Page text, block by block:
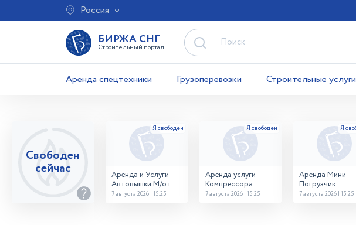
Россия
БИРЖА СНГ
Строительный портал
Аренда спецтехники Грузоперевозки Строительные услуги
Свободен
сейчас
Аренда и Услуги
Автовышки М/о г.
Домодедово
7 августа 2026 | 15:25
Аренда услуги
Компрессора
7 августа 2026 | 15:25
Аренда Мини-
Погрузчик
7 августа 2026 | 15:25